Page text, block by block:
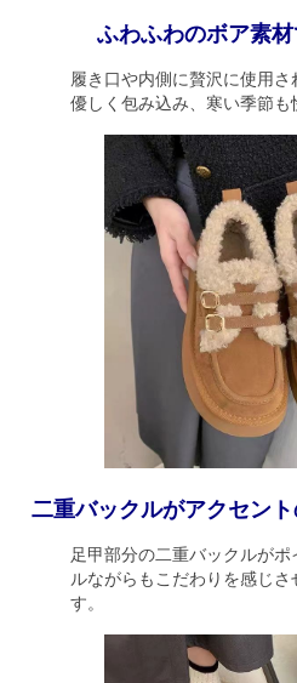
ふわふわのボア素
履き口や内側に贅沢に使用
優しく包み込み、寒い季節も
二重バックルがアクセン
足甲部分の二重バックルが
ルながらもこだわりを感じ
す。